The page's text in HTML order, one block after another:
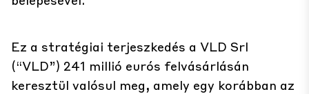
Ez a stratégiai terjeszkedés a VLD Srl
(“VLD”) 241 millió eurós felvásárlásán
keresztül valósul meg, amely egy korábban az